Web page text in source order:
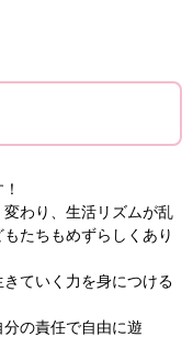
わり、生活リズムが乱
たちもめずらしくあり
ていく力を身につける
の責任で自由に遊